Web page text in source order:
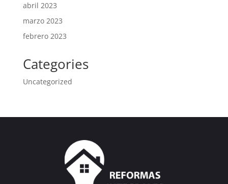
abril 2023
marzo 2023
febrero 2023
Categories
Uncategorized